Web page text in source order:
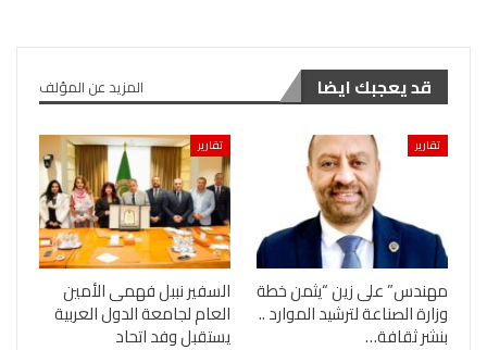
قد يعجبك ايضا المزيد عن المؤلف
تقارير
مهندس” على زين “يثمن خطة
وزارة الصناعة لترشيد الموارد ..
بنشر ثقافة…
تقارير
السفير نببل فهمى الأمين
العام لجامعة الدول العربية
يستقبل وفد اتحاد